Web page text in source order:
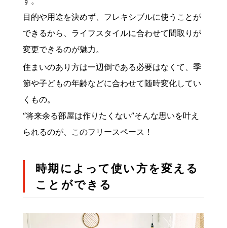
目的や用途を決めず、フレキシブルに使うことが
できるから、ライフスタイルに合わせて間取りが
変更できるのが魅力。
住まいのあり方は一辺倒である必要はなくて、季
節や子どもの年齢などに合わせて随時変化してい
くもの。
“将来余る部屋は作りたくない”そんな思いを叶え
られるのが、このフリースペース！
時期によって使い方を変える
ことができる